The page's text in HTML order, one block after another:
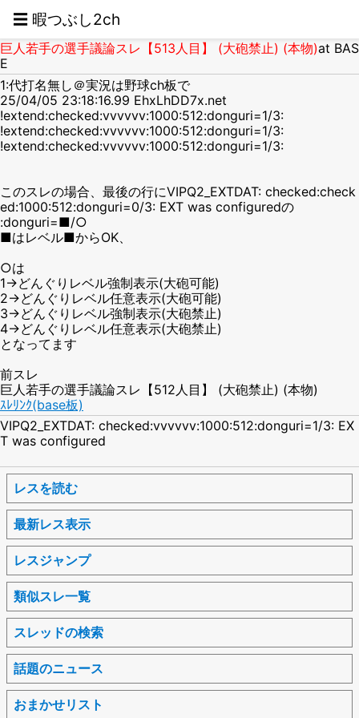
☰ 暇つぶし2ch
巨人若手の選手議論スレ【513人目】 (大砲禁止) (本物)at BAS
E
1:代打名無し＠実況は野球ch板で
25/04/05 23:18:16.99 EhxLhDD7x.net
!extend:checked:vvvvvv:1000:512:donguri=1/3:
!extend:checked:vvvvvv:1000:512:donguri=1/3:
!extend:checked:vvvvvv:1000:512:donguri=1/3:
このスレの場合、最後の行にVIPQ2_EXTDAT: checked:check
ed:1000:512:donguri=0/3: EXT was configuredの
:donguri=■/○
■はレベル■からOK、
○は
1→どんぐりレベル強制表示(大砲可能)
2→どんぐりレベル任意表示(大砲可能)
3→どんぐりレベル強制表示(大砲禁止)
4→どんぐりレベル任意表示(大砲禁止)
となってます
前スレ
巨人若手の選手議論スレ【512人目】 (大砲禁止) (本物)
ｽﾚﾘﾝｸ(base板)
VIPQ2_EXTDAT: checked:vvvvvv:1000:512:donguri=1/3: EX
T was configured
レスを読む
最新レス表示
レスジャンプ
類似スレ一覧
スレッドの検索
話題のニュース
おまかせリスト